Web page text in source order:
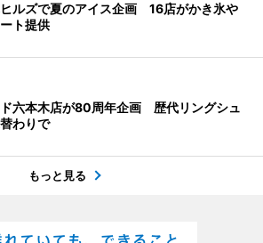
ルズで夏のアイス企画 16店がかき氷や
ト提供
六本木店が80周年企画 歴代リングシュ
わりで
もっと見る